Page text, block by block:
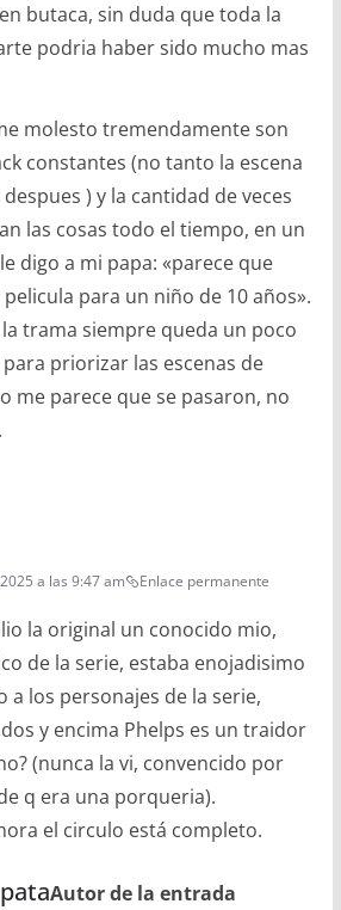
butaca, sin duda que toda la
podria haber sido mucho mas
molesto tremendamente son
constantes (no tanto la escena
) y la cantidad de veces
las cosas todo el tiempo, en un
digo a mi papa: «parece que
para un niño de 10 años».
trama siempre queda un poco
priorizar las escenas de
me parece que se pasaron, no
a las 9:47 am Enlace permanente
la original un conocido mio,
de la serie, estaba enojadisimo
a los personajes de la serie,
y encima Phelps es un traidor
(nunca la vi, convencido por
q era una porqueria).
el circulo está completo.
Autor de la entrada